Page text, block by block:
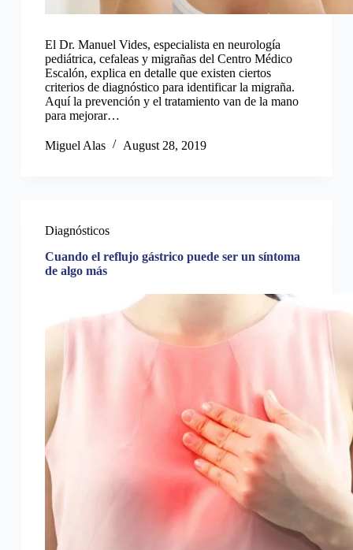
El Dr. Manuel Vides, especialista en neurología
pediátrica, cefaleas y migrañas del Centro Médico
Escalón, explica en detalle que existen ciertos
criterios de diagnóstico para identificar la migraña.
Aquí la prevención y el tratamiento van de la mano
para mejorar…
Miguel Alas August 28, 2019
Diagnósticos
Cuando el reflujo gástrico puede ser un síntoma
de algo más